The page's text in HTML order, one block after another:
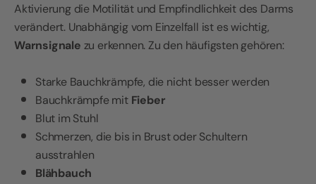
Aktivierung die Motilität und Empfindlichkeit des Darms
verändert. Unabhängig vom Einzelfall ist es wichtig,
Warnsignale zu erkennen. Zu den häufigsten gehören:
Starke Bauchkrämpfe, die nicht besser werden
Bauchkrämpfe mit Fieber
Blut im Stuhl
Schmerzen, die bis in Brust oder Schultern
ausstrahlen
Blähbauch